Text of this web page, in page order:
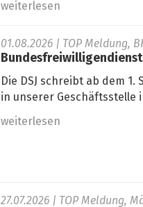
weiterlesen
01.08.2026 | TOP Meldung,
Die DSJ schreibt ab dem
in unserer Geschäftsstelle
weiterlesen
27.07.2026 | TOP Meldung,